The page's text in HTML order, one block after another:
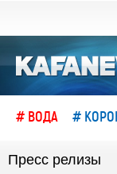
# ВОДА #
Пресс релизы